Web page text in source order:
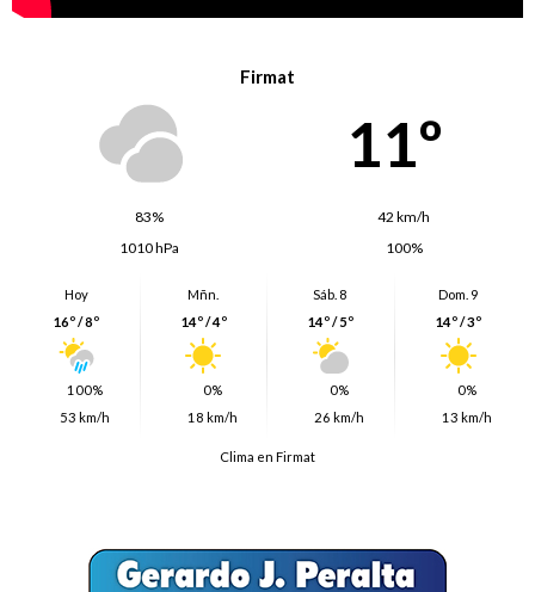
Firmat
11º
83%
42 km/h
1010 hPa
100%
Hoy
16º / 8º
100%
53 km/h
Mñn.
14º / 4º
0%
18 km/h
Sáb. 8
14º / 5º
0%
26 km/h
Dom. 9
14º / 3º
0%
13 km/h
Clima en Firmat